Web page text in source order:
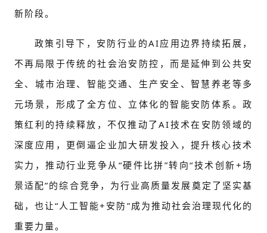
新阶段。
政策引导下，安防行业的AI应用边界持续拓展，
不再局限于传统的社会治安防控，而是延伸到公共安
全、城市治理、智能交通、生产安全、智慧养老等多
元场景，形成了全方位、立体化的智能安防体系。政
策红利的持续释放，不仅推动了AI技术在安防领域的
深度应用，更倒逼企业加大研发投入，提升核心技术
实力，推动行业竞争从“硬件比拼”转向“技术创新+场
景适配”的综合竞争，为行业高质量发展奠定了坚实基
础，也让“人工智能+安防”成为推动社会治理现代化的
重要力量。